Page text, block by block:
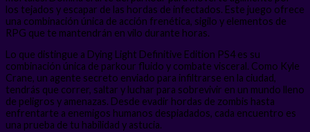
los tejados y escapar de las hordas de infectados. Este juego ofrece
una combinación única de acción frenética, sigilo y elementos de
RPG que te mantendrán en vilo durante horas.
Lo que distingue a Dying Light Definitive Edition PS4 es su
combinación única de parkour fluido y combate visceral. Como Kyle
Crane, un agente secreto enviado para infiltrarse en la ciudad,
tendrás que correr, saltar y luchar para sobrevivir en un mundo lleno
de peligros y amenazas. Desde evadir hordas de zombis hasta
enfrentarte a enemigos humanos despiadados, cada encuentro es
una prueba de tu habilidad y astucia.